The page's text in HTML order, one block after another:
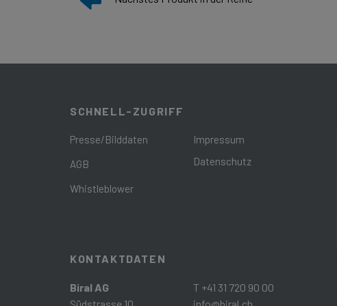
SCHNELL-ZUGRIFF
Presse/Bilddaten
AGB
Whistleblower
Impressum
Datenschutz
KONTAKTDATEN
Biral AG
T +41 31 720 90 00